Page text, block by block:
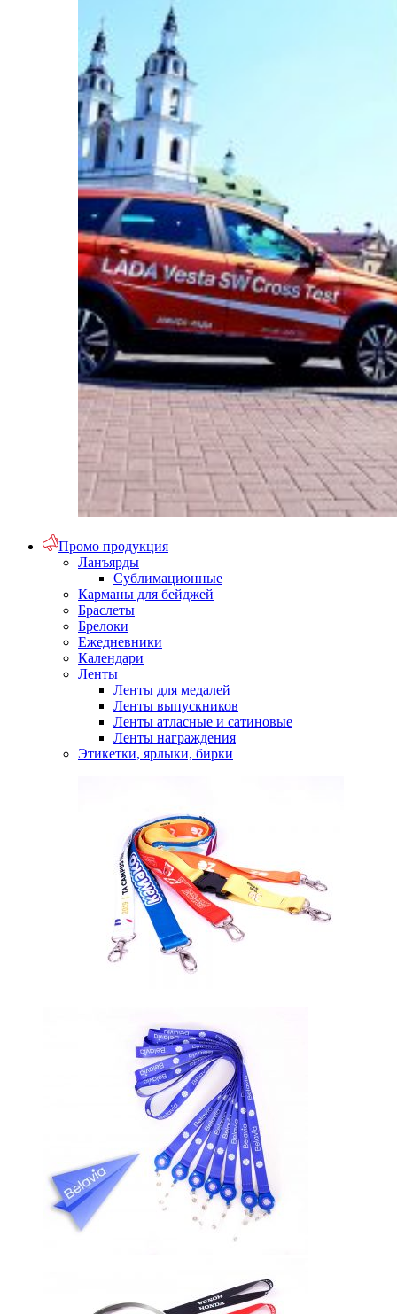
Промо продукция
Ланъярды
Сублимационные
Карманы для бейджей
Браслеты
Брелоки
Ежедневники
Календари
Ленты
Ленты для медалей
Ленты выпускников
Ленты атласные и сатиновые
Ленты награждения
Этикетки, ярлыки, бирки